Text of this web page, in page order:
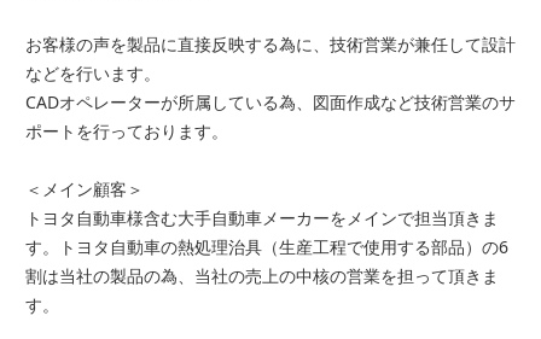
お客様の声を製品に直接反映する為に、技術営業が兼任して設計
などを行います。
CADオペレーターが所属している為、図面作成など技術営業のサ
ポートを行っております。
＜メイン顧客＞
トヨタ自動車様含む大手自動車メーカーをメインで担当頂きま
す。トヨタ自動車の熱処理治具（生産工程で使用する部品）の6
割は当社の製品の為、当社の売上の中核の営業を担って頂きま
す。